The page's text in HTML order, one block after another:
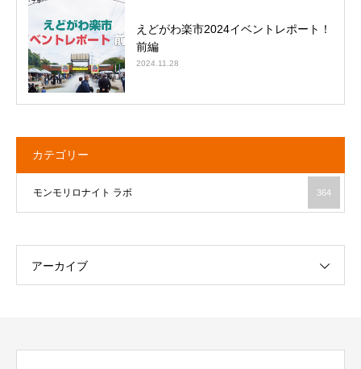
えどがわ楽市2024イベントレポート！
前編
2024.11.28
カテゴリー
モンモリロナイト ラボ 364
アーカイブ